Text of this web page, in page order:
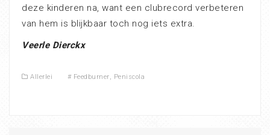
deze kinderen na, want een clubrecord verbeteren
van hem is blijkbaar toch nog iets extra.
Veerle Dierckx
Allerlei # Feedburner, Peniscola